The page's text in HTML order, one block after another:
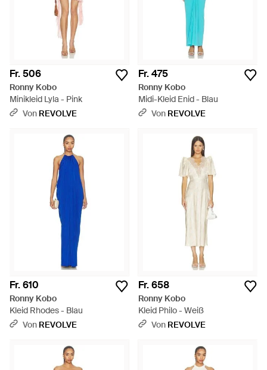
Fr. 506
Ronny Kobo
Minikleid Lyla - Pink
Von REVOLVE
Fr. 475
Ronny Kobo
Midi-Kleid Enid - Blau
Von REVOLVE
Fr. 610
Ronny Kobo
Kleid Rhodes - Blau
Von REVOLVE
Fr. 658
Ronny Kobo
Kleid Philo - Weiß
Von REVOLVE